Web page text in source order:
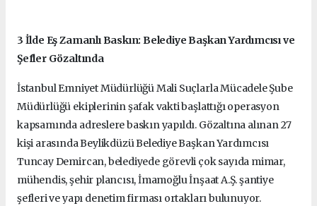
3 İlde Eş Zamanlı Baskın: Belediye Başkan Yardımcısı ve
Şefler Gözaltında
İstanbul Emniyet Müdürlüğü Mali Suçlarla Mücadele Şube
Müdürlüğü ekiplerinin şafak vakti başlattığı operasyon
kapsamında adreslere baskın yapıldı. Gözaltına alınan 27
kişi arasında Beylikdüzü Belediye Başkan Yardımcısı
Tuncay Demircan, belediyede görevli çok sayıda mimar,
mühendis, şehir plancısı, İmamoğlu İnşaat A.Ş. şantiye
şefleri ve yapı denetim firması ortakları bulunuyor.